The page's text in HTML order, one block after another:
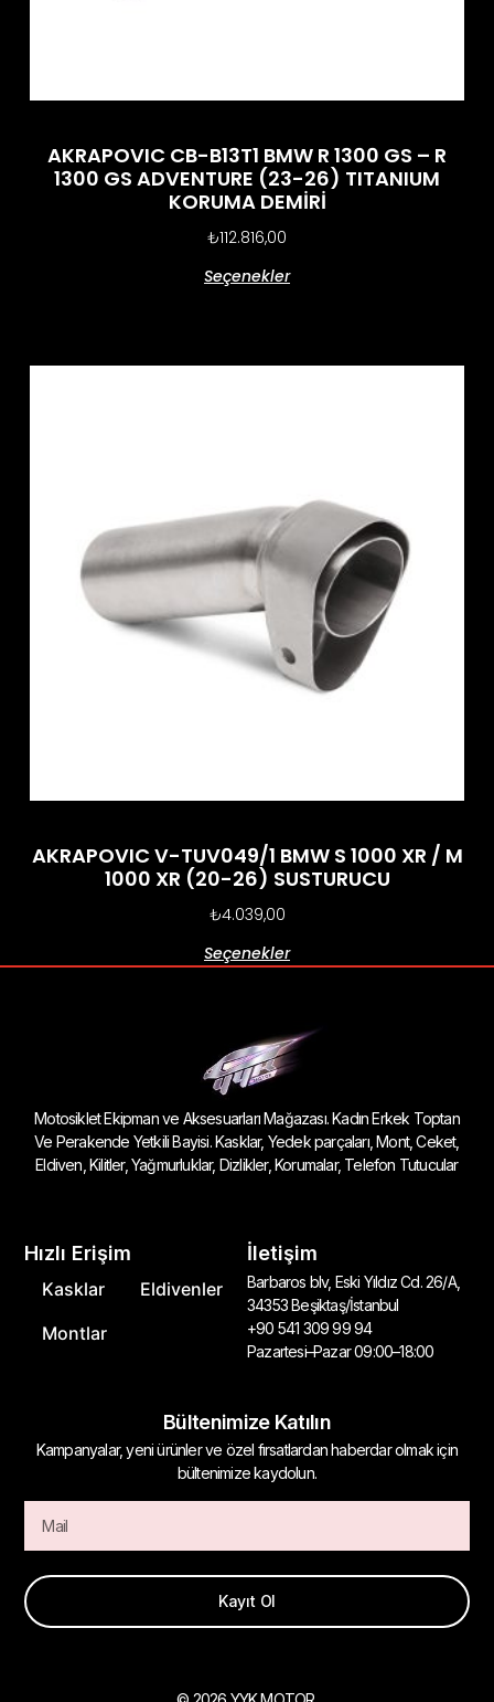
AKRAPOVIC CB-B13T1 BMW R 1300 GS – R
1300 GS ADVENTURE (23-26) TITANIUM
KORUMA DEMİRİ
₺112.816,00
Seçenekler
AKRAPOVIC V-TUV049/1 BMW S 1000 XR / M
1000 XR (20-26) SUSTURUCU
₺4.039,00
Seçenekler
Motosiklet Ekipman ve Aksesuarları Mağazası. Kadın Erkek Toptan
Ve Perakende Yetkili Bayisi. Kasklar, Yedek parçaları, Mont, Ceket,
Eldiven, Kilitler, Yağmurluklar, Dizlikler, Korumalar, Telefon Tutucular
Hızlı Erişim
Kasklar
Eldivenler
Montlar
İletişim
Barbaros blv, Eski Yıldız Cd. 26/A,
34353 Beşiktaş/İstanbul
+90 541 309 99 94
Pazartesi–Pazar 09:00–18:00
Bültenimize Katılın
Kampanyalar, yeni ürünler ve özel fırsatlardan haberdar olmak için
bültenimize kaydolun.
Kayıt Ol